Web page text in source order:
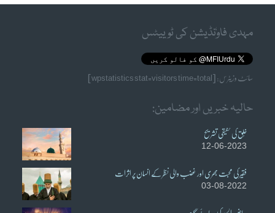
مہدی فاوٗنڈیشن کی ٹوییٹس
سائٹ وزیٹرس: [wpstatistics stat=visitors time=total]
حالیہ خبریں اور مضامین:
خُلق کی حقیقی تشریح
12-06-2023
فقیر کی محبت بھری اور غضب والی نظر کے انسان پر اثرات
03-08-2022